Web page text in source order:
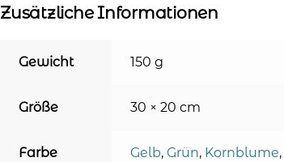
Zusätzliche Informationen
Gewicht 150 g
Größe 30 × 20 cm
Farbe Gelb, Grün, Kornblume,